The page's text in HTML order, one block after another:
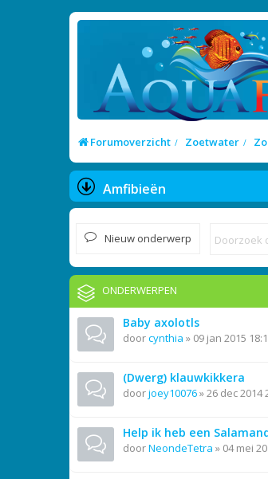
Forumoverzicht Zoetwater
Amfibieën
Nieuw onderwerp
ONDERWERPEN
Baby axolotls
doorcynthia » 09 jan 2015
(Dwerg) klauwkikkera
doorjoey10076»26 dec 2014
Help ik heb een
doorNeondeTetra » 04 mei